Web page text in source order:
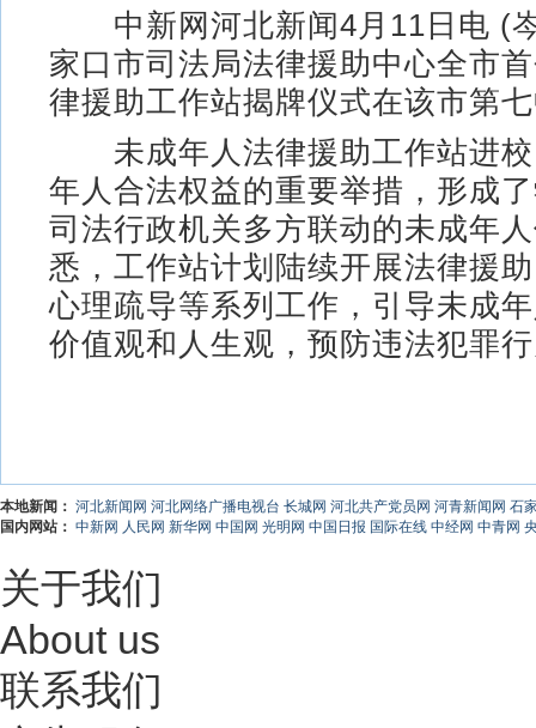
中新网河北新闻4月11日电 (
家口市司法局法律援助中心全市
律援助工作站揭牌仪式在该市第
未成年人法律援助工作站进校
年人合法权益的重要举措，形成
司法行政机关多方联动的未成年
悉，工作站计划陆续开展法律援
心理疏导等系列工作，引导未成
价值观和人生观，预防违法犯罪
本地新闻： 河北新闻网 河北网络广播电视台 长城网 河北共产党员网 河青新闻网 石
国内网站： 中新网 人民网 新华网 中国网 光明网 中国日报 国际在线 中经网 中青网
关于我们
About us
联系我们